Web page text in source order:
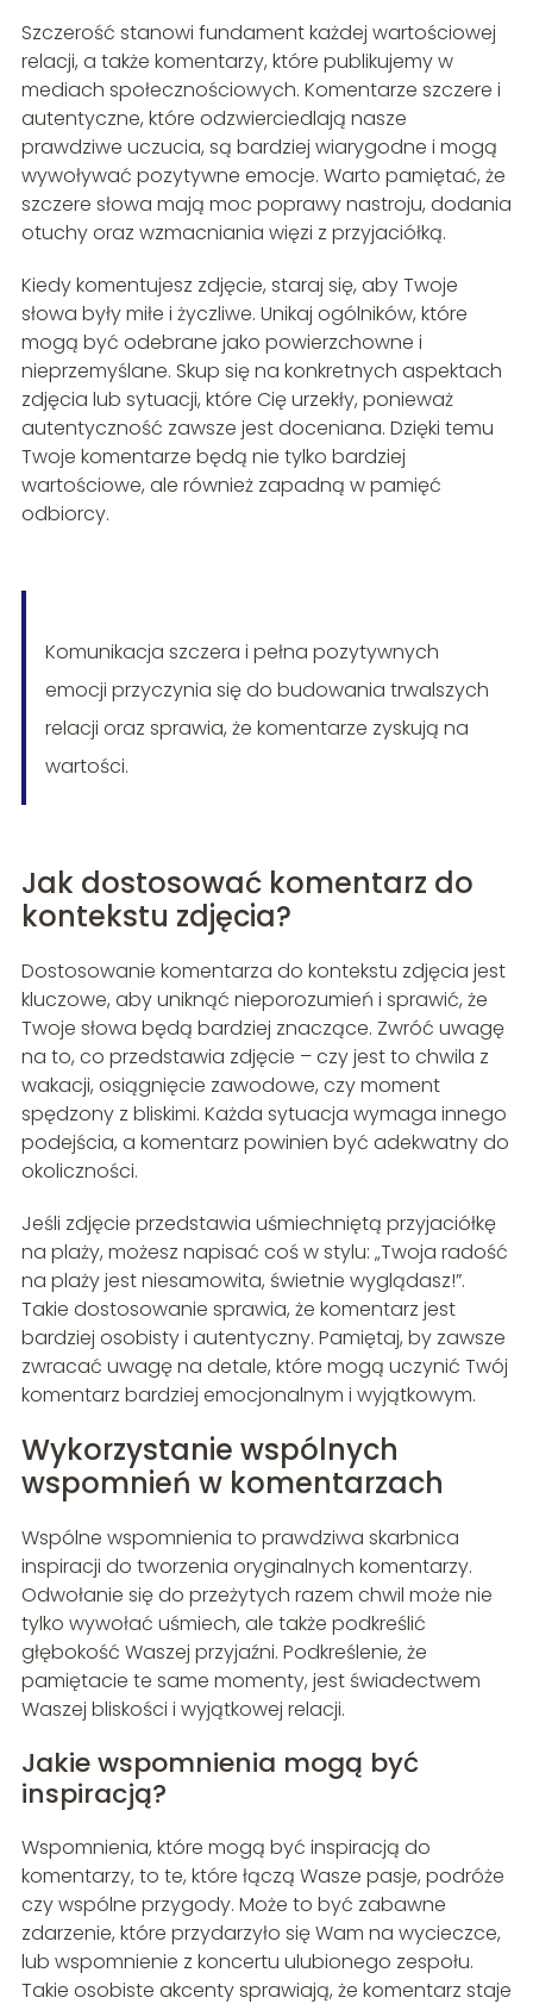
Szczerość stanowi fundament każdej wartościowej
relacji, a także komentarzy, które publikujemy w
mediach społecznościowych. Komentarze szczere i
autentyczne, które odzwierciedlają nasze
prawdziwe uczucia, są bardziej wiarygodne i mogą
wywoływać pozytywne emocje. Warto pamiętać, że
szczere słowa mają moc poprawy nastroju, dodania
otuchy oraz wzmacniania więzi z przyjaciółką.
Kiedy komentujesz zdjęcie, staraj się, aby Twoje
słowa były miłe i życzliwe. Unikaj ogólników, które
mogą być odebrane jako powierzchowne i
nieprzemyślane. Skup się na konkretnych aspektach
zdjęcia lub sytuacji, które Cię urzekły, ponieważ
autentyczność zawsze jest doceniana. Dzięki temu
Twoje komentarze będą nie tylko bardziej
wartościowe, ale również zapadną w pamięć
odbiorcy.
Komunikacja szczera i pełna pozytywnych
emocji przyczynia się do budowania trwalszych
relacji oraz sprawia, że komentarze zyskują na
wartości.
Jak dostosować komentarz do
kontekstu zdjęcia?
Dostosowanie komentarza do kontekstu zdjęcia jest
kluczowe, aby uniknąć nieporozumień i sprawić, że
Twoje słowa będą bardziej znaczące. Zwróć uwagę
na to, co przedstawia zdjęcie – czy jest to chwila z
wakacji, osiągnięcie zawodowe, czy moment
spędzony z bliskimi. Każda sytuacja wymaga innego
podejścia, a komentarz powinien być adekwatny do
okoliczności.
Jeśli zdjęcie przedstawia uśmiechniętą przyjaciółkę
na plaży, możesz napisać coś w stylu: „Twoja radość
na plaży jest niesamowita, świetnie wyglądasz!”.
Takie dostosowanie sprawia, że komentarz jest
bardziej osobisty i autentyczny. Pamiętaj, by zawsze
zwracać uwagę na detale, które mogą uczynić Twój
komentarz bardziej emocjonalnym i wyjątkowym.
Wykorzystanie wspólnych
wspomnień w komentarzach
Wspólne wspomnienia to prawdziwa skarbnica
inspiracji do tworzenia oryginalnych komentarzy.
Odwołanie się do przeżytych razem chwil może nie
tylko wywołać uśmiech, ale także podkreślić
głębokość Waszej przyjaźni. Podkreślenie, że
pamiętacie te same momenty, jest świadectwem
Waszej bliskości i wyjątkowej relacji.
Jakie wspomnienia mogą być
inspiracją?
Wspomnienia, które mogą być inspiracją do
komentarzy, to te, które łączą Wasze pasje, podróże
czy wspólne przygody. Może to być zabawne
zdarzenie, które przydarzyło się Wam na wycieczce,
lub wspomnienie z koncertu ulubionego zespołu.
Takie osobiste akcenty sprawiają, że komentarz staje